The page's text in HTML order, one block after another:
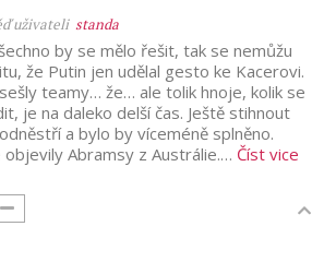
uživatelistanda
by se mělo řešit, tak se nemůžu
že Putin jen udělal gesto ke Kacerovi.
teamy… že… ale tolik hnoje, kolik se
je na daleko delší čas. Ještě stihnout
a bylo by víceméně splněno.
objevily Abramsy z Austrálie.… Číst vice